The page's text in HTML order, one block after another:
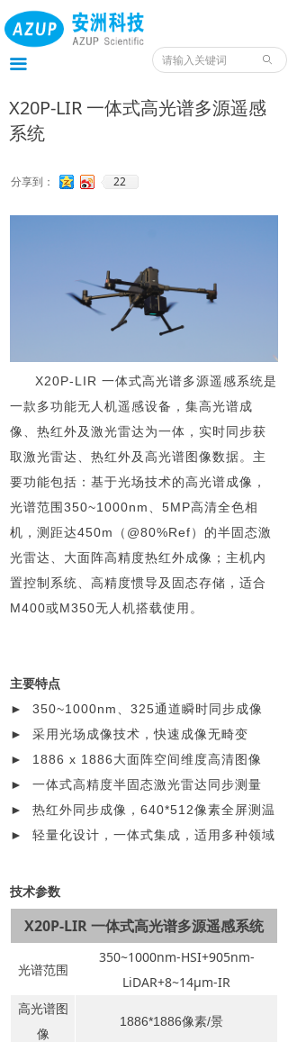
끀
首页
产品
服务
应用
案例
ꄙ
X20P-LIR 一体式高光谱多源遥感
系统
X20P-LIR 一体式高光谱多源遥感系统是
一款多功能无人机遥感设备，集高光谱成
像、热红外及激光雷达为一体，实时同步获
取激光雷达、热红外及高光谱图像数据。主
要功能包括：基于光场技术的高光谱成像，
光谱范围350~1000nm、5MP高清全色相
机，测距达450m（@80%Ref）的半固态激
光雷达、大面阵高精度热红外成像；主机内
置控制系统、高精度惯导及固态存储，适合
M400或M350无人机搭载使用。
主要特点
► 350~1000nm、325通道瞬时同步成像
► 采用光场成像技术，快速成像无畸变
► 1886 x 1886大面阵空间维度高清图像
► 一体式高精度半固态激光雷达同步测量
► 热红外同步成像，640*512像素全屏测温
► 轻量化设计，一体式集成，适用多种领域
技术参数
X20P-LIR 一体式高光谱多源遥感系统
光谱范围
350~1000nm-HSI+905nm-
LiDAR+8~14μm-IR
高光谱图
像
1886*1886像素/景
分享到： 22